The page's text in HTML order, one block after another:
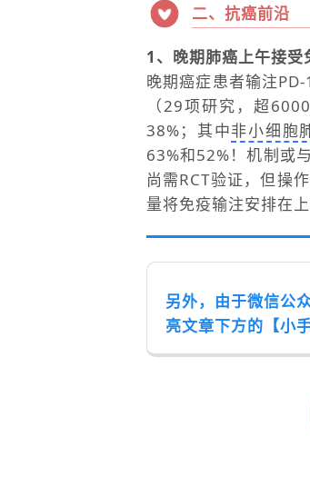
二、抗癌前沿
1、晚期肺癌上午接受
晚期癌症患者输注
（29项研究，超
38%；其中非小细胞
63%和52%！机制或
尚需RCT验证，但操
量将免疫输注安排在
另外，由于微信公
亮文章下方的【小